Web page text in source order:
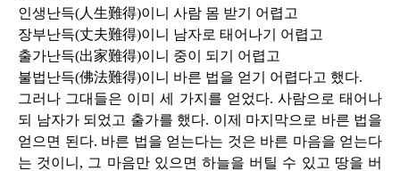
인생난득(人生難得)이니 사람 몸 받기 어렵고
장부난득(丈夫難得)이니 남자로 태어나기 어렵고
출가난득(出家難得)이니 중이 되기 어렵고
불법난득(佛法難得)이니 바른 법을 얻기 어렵다고 했다.
그러나 그대들은 이미 세 가지를 얻었다. 사람으로 태어나
되 남자가 되었고 출가를 했다. 이제 마지막으로 바른 법을
얻으면 된다. 바른 법을 얻는다는 것은 바른 마음을 얻는다
는 것이니 , 그 마음만 있으면 하늘을 버틸 수 있고 땅을 버